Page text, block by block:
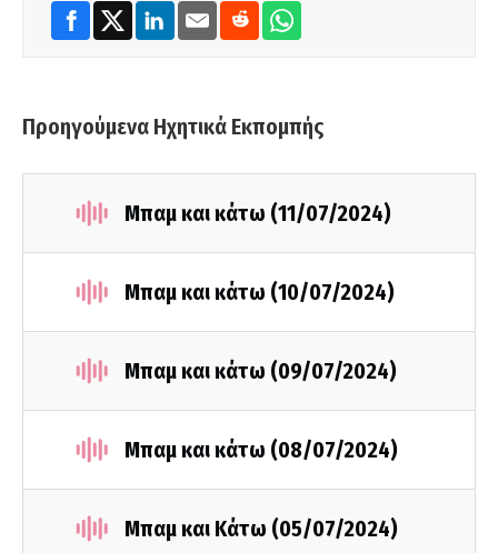
Προηγούμενα Ηχητικά Εκπομπής
Μπαμ και κάτω (11/07/2024)
Μπαμ και κάτω (10/07/2024)
Μπαμ και κάτω (09/07/2024)
Μπαμ και κάτω (08/07/2024)
Μπαμ και Κάτω (05/07/2024)